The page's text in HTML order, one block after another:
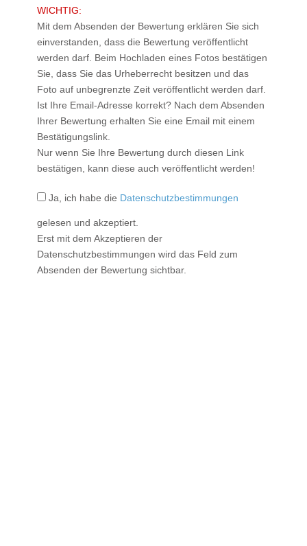
WICHTIG:
Mit dem Absenden der Bewertung erklären Sie sich
einverstanden, dass die Bewertung veröffentlicht
werden darf. Beim Hochladen eines Fotos bestätigen
Sie, dass Sie das Urheberrecht besitzen und das
Foto auf unbegrenzte Zeit veröffentlicht werden darf.
Ist Ihre Email-Adresse korrekt? Nach dem Absenden
Ihrer Bewertung erhalten Sie eine Email mit einem
Bestätigungslink.
Nur wenn Sie Ihre Bewertung durch diesen Link
bestätigen, kann diese auch veröffentlicht werden!
Ja, ich habe die Datenschutzbestimmungen
gelesen und akzeptiert.
Erst mit dem Akzeptieren der
Datenschutzbestimmungen wird das Feld zum
Absenden der Bewertung sichtbar.